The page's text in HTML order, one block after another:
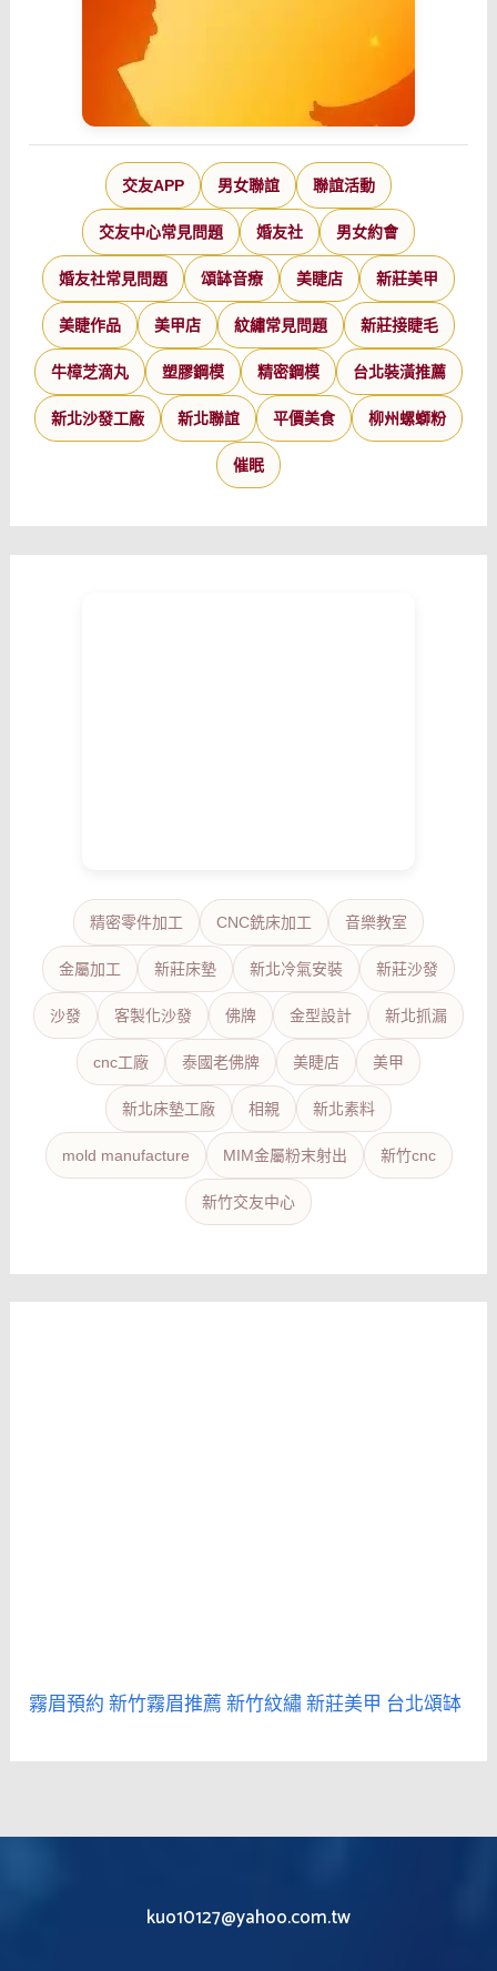
交友APP 男女聯誼 聯誼活動
交友中心常見問題 婚友社 男女約會
婚友社常見問題 頌缽音療 美睫店 新莊美甲
美睫作品 美甲店 紋繡常見問題 新莊接睫毛
牛樟芝滴丸 塑膠鋼模 精密鋼模 台北裝潢推薦
新北沙發工廠 新北聯誼 平價美食 柳州螺螄粉
催眠
精密零件加工 CNC銑床加工 音樂教室
金屬加工 新莊床墊 新北冷氣安裝 新莊沙發
沙發 客製化沙發 佛牌 金型設計 新北抓漏
cnc工廠 泰國老佛牌 美睫店 美甲
新北床墊工廠 相親 新北素料
mold manufacture MIM金屬粉末射出 新竹cnc
新竹交友中心
霧眉預約新竹霧眉推薦新竹紋繡新莊美甲 台北頌缽
kuo10127@yahoo.com.tw